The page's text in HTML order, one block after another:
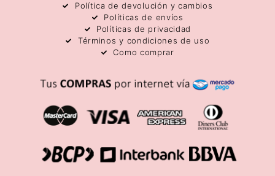
Política de devolución y cambios
Políticas de envíos
Políticas de privacidad
Términos y condiciones de uso
Como comprar